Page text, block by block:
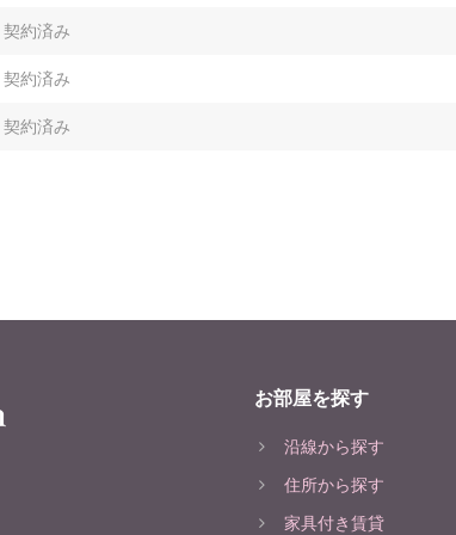
契約済み
契約済み
契約済み
お部屋を探す
沿線から探す
住所から探す
家具付き賃貸